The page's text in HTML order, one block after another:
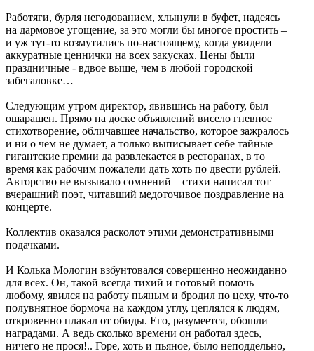
Работяги, бурля негодованием, хлынули в буфет, надеясь
на дармовое угощение, за это могли бы многое простить –
и уж тут-то возмутились по-настоящему, когда увидели
аккуратные ценнички на всех закусках. Цены были
праздничные - вдвое выше, чем в любой городской
забегаловке…
Следующим утром директор, явившись на работу, был
ошарашен. Прямо на доске объявлений висело гневное
стихотворение, обличавшее начальство, которое зажралось
и ни о чем не думает, а только выписывает себе тайные
гигантские премии да развлекается в ресторанах, в то
время как рабочим пожалели дать хоть по двести рублей.
Авторство не вызывало сомнений – стихи написал тот
вчерашний поэт, читавший медоточивое поздравление на
концерте.
Коллектив оказался расколот этими демонстративными
подачками.
И Колька Мологин взбунтовался совершенно неожиданно
для всех. Он, такой всегда тихий и готовый помочь
любому, явился на работу пьяным и бродил по цеху, что-то
полувнятное бормоча на каждом углу, цеплялся к людям,
откровенно плакал от обиды. Его, разумеется, обошли
наградами. А ведь сколько времени он работал здесь,
ничего не прося!.. Горе, хоть и пьяное, было неподдельно,